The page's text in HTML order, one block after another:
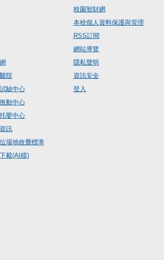
院
驗中心
動中心
嬰中心
訊
場地收費標準
載(AI檔)
校園智財網
本校個人資料保護與管理
RSS訂閱
網站導覽
隱私聲明
資訊安全
登入